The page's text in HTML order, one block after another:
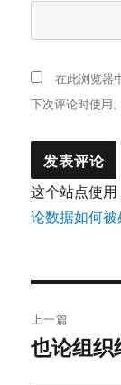
在此浏览器
下次评论时使用。
这个站点使用
论数据如何被
章
上一篇
上
也论组织